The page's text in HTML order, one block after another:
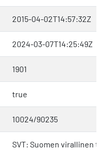
2015-04-02T14:57:32Z
2024-03-07T14:25:49Z
1901
true
10024/90235
SVT: Suomen virallinen